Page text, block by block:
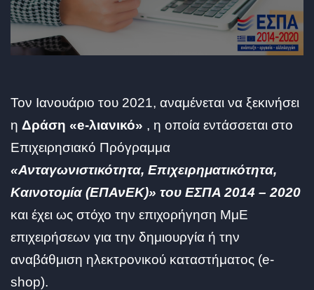
Τον Ιανουάριο του 2021, αναμένεται να ξεκινήσει
η Δράση «e-λιανικό» , η οποία εντάσσεται στο
Επιχειρησιακό Πρόγραμμα
«Ανταγωνιστικότητα, Επιχειρηματικότητα,
Καινοτομία (ΕΠΑνΕΚ)» του ΕΣΠΑ 2014 – 2020
και έχει ως στόχο την επιχορήγηση ΜμΕ
επιχειρήσεων για την δημιουργία ή την
αναβάθμιση ηλεκτρονικού καταστήματος (e-
shop).